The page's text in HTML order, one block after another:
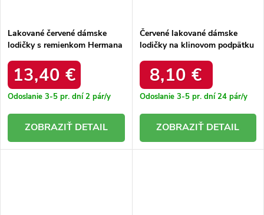
Lakované červené dámske
lodičky s remienkom Hermana
13,40 €
Odoslanie 3-5 pr. dní2 pár/y
DETAIL
Červené lakované dámske
lodičky na klinovom podpätku
RED8,10 €
Odoslanie 3-5 pr. dní24 pár/y
DETAIL